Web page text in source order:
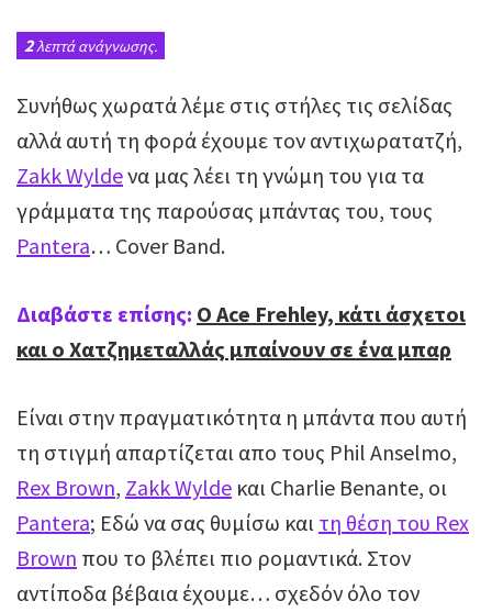
2λεπτά ανάγνωσης.
Συνήθως χωρατά λέμε στις στήλες τις σελίδας
αλλά αυτή τη φορά έχουμε τον αντιχωρατατζή,
Zakk Wyldeνα μας λέει τη γνώμη του για τα
γράμματα της παρούσας μπάντας του, τους
Pantera… Cover Band.
Διαβάστε επίσης: O Ace Frehley, κάτι άσχετοι
και ο Χατζημεταλλάς μπαίνουν σε ένα μπαρ
Είναι στην πραγματικότητα η μπάντα που αυτή
τη στιγμή απαρτίζεται απο τους Phil Anselmo,
Rex Brown, Zakk Wylde και Charlie Benante, οι
Pantera; Εδώ να σας θυμίσω και τη θέση του Rex
Brown που το βλέπει πιο ρομαντικά. Στον
αντίποδα βέβαια έχουμε… σχεδόν όλο τον